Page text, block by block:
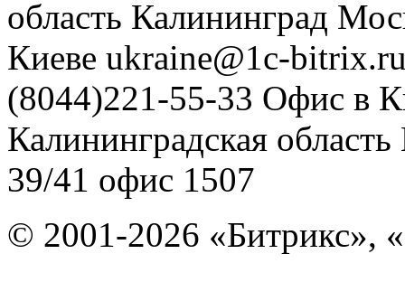
область Калининград
Киеве ukraine@1c-
(8044)221-55-33 Офис в
Калининградская область
39/41 офис 1507
© 2001-2026 «Битрикс»,